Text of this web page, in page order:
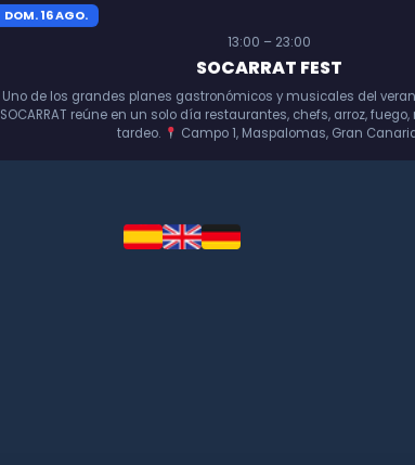
DOM. 16 AGO.
13:00 – 23:00
SOCARRAT FEST
Uno de los grandes planes gastronómicos y musicales del
SOCARRAT reúne en un solo día restaurantes, chefs, arroz,
tardeo.
Campo 1, Maspalomas, Gran